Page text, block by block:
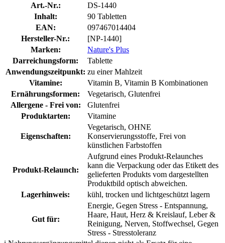
Art.-Nr.:
DS-1440
Inhalt:
90 Tabletten
EAN:
097467014404
Hersteller-Nr.:
[NP-1440]
Marken:
Nature's Plus
Darreichungsform:
Tablette
Anwendungszeitpunkt: zu einer Mahlzeit
Vitamine:
Vitamin B, Vitamin B Kombinationen
Ernährungsformen:
Vegetarisch, Glutenfrei
Allergene - Frei von:
Glutenfrei
Produktarten:
Vitamine
Eigenschaften:
Vegetarisch, OHNE
Konservierungsstoffe, Frei von
künstlichen Farbstoffen
Produkt-Relaunch:
Aufgrund eines Produkt-Relaunches
kann die Verpackung oder das Etikett des
gelieferten Produkts vom dargestellten
Produktbild optisch abweichen.
Lagerhinweis:
kühl, trocken und lichtgeschützt lagern
Gut für:
Energie, Gegen Stress - Entspannung,
Haare, Haut, Herz & Kreislauf, Leber &
Reinigung, Nerven, Stoffwechsel, Gegen
Stress - Stresstoleranz